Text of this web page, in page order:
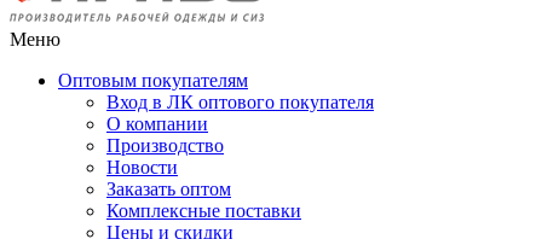
Меню
Оптовым покупателям
Вход в ЛК оптового покупателя
О компании
Производство
Новости
Заказать оптом
Комплексные поставки
Цены и скидки